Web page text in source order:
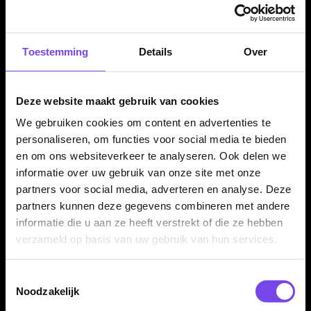
Toestemming Details Over
Deze website maakt gebruik van cookies
We gebruiken cookies om content en advertenties te
personaliseren, om functies voor social media te bieden
en om ons websiteverkeer te analyseren. Ook delen we
informatie over uw gebruik van onze site met onze
partners voor social media, adverteren en analyse. Deze
partners kunnen deze gegevens combineren met andere
informatie die u aan ze heeft verstrekt of die ze hebben
verzameld op basis van uw gebruik van hun services.
Noodzakelijk
Bullet Shadow - Dart
€ 1.50
Bullet Toxic - Dart
Meer stabiliteit in je worp Voor steeltip & softtip darts
Kleine upgrade, groot effect
Bullet flights bij McDartShop.nl